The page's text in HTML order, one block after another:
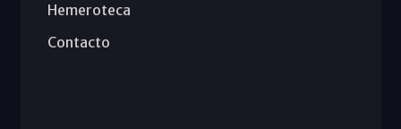
Hemeroteca
Contacto